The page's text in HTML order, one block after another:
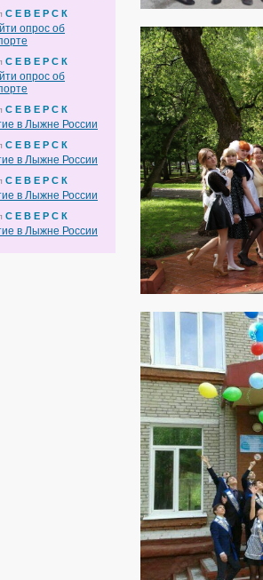
С Е В Е Р С К
опрос об
С Е В Е Р С К
опрос об
С Е В Е Р С К
в Лыжне России
С Е В Е Р С К
в Лыжне России
С Е В Е Р С К
в Лыжне России
С Е В Е Р С К
в Лыжне России